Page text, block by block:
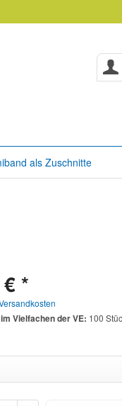
als Zuschnitte
*
Vielfachen der VE: 100